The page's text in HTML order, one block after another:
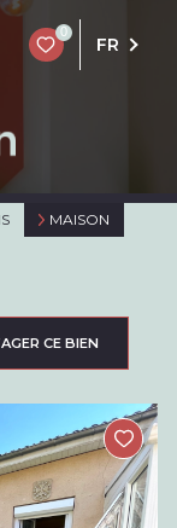
0
FR
MAISON
CE BIEN